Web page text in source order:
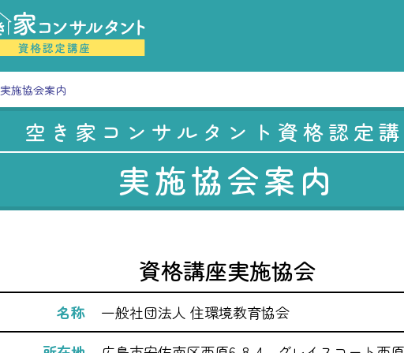
実施協会案内
空き家コンサルタント資格認定
実施協会案内
資格講座実施協会
名称
一般社団法人 住環境教育協会